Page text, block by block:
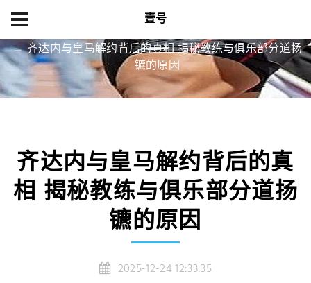
壹号
齐达内与皇马解约背后的真相 揭秘教练与俱乐部分道扬
镳的原因
齐达内与皇马解约背后的真
相 揭秘教练与俱乐部分道扬
镳的原因
2025-12-24 12:33:35